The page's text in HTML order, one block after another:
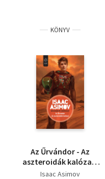
KÖNYV
Az Űrvándor - Az
aszteroidák kalózai -
Űrvándor-sorozat
Isaac Asimov